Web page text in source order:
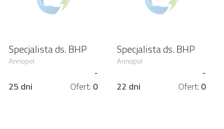
Specjalista ds. BHP
Annopol
-
25 dni
Ofert: 0
Specjalista ds. BHP
Annopol
-
22 dni
Ofert: 0